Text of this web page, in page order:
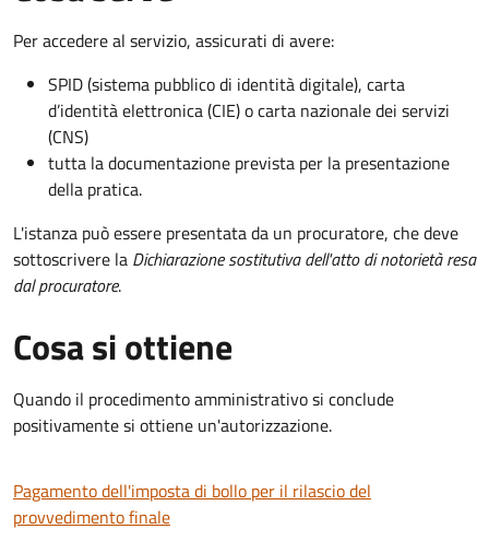
Per accedere al servizio, assicurati di avere:
SPID (sistema pubblico di identità digitale), carta
d’identità elettronica (CIE) o carta nazionale dei servizi
(CNS)
tutta la documentazione prevista per la presentazione
della pratica.
L'istanza può essere presentata da un procuratore, che deve
sottoscrivere la Dichiarazione sostitutiva dell'atto di notorietà resa
dal procuratore.
Cosa si ottiene
Quando il procedimento amministrativo si conclude
positivamente si ottiene un'autorizzazione.
Pagamento dell'imposta di bollo per il rilascio del
provvedimento finale